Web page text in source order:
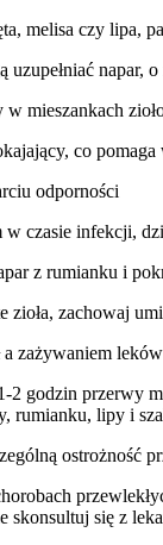
melisa czy lipa,
uzupełniać
mieszankach
co
odporności
czasie infekcji,
z rumianku i
zioła, zachowaj
a zażywaniem leków
2 godzin przerwy
rumianku, lipy i
ostrożność
skonsultuj się z